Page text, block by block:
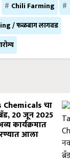
Chili Farming
/ फळबाग लागवड
चा
20 जून 2025
कार्यक्रमात
आला